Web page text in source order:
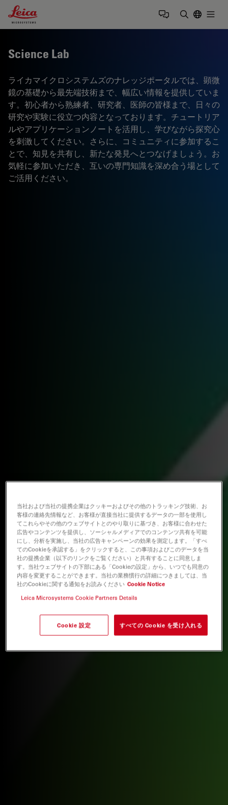
Leica Microsystems Logo
Science Lab
ライカマイクロシステムズのナレッジポータルでは、顕微
鏡の基礎から最先端技術まで、幅広い情報を提供していま
す。初心者から熟練者、研究者、医師の皆様まで、日々の
研究や実験に役立つ内容となっております。チュートリア
ルやアプリケーションノートを活用し、学びながら探究心
を刺激してください。さらに、コミュニティに参加するこ
とで、知見を共有し、新たな発見へとつなげましょう。お
気軽に参加いただき、互いの専門知識を深め合う場として
ご活用ください。
当社および当社の提携企業はクッキーおよびその他のトラッキング技術、お
客様の連絡先情報など、お客様が直接当社に提供するデータの一部を使用し
てこれらやその他のウェブサイトとのやり取りに基づき、お客様に合わせた
広告やコンテンツを提供し、ソーシャルメディアでのコンテンツ共有を可能
にし、分析を実施し、当社の広告キャンペーンの効果を測定します。「すべ
てのCookieを承認する」をクリックすると、この事項およびこのデータを当
社の提携企業（以下のリンクをご覧ください）と共有することに同意しま
す。当社ウェブサイトの下部にある「Cookieの設定」から、いつでも同意の
内容を変更することができます。当社の業務慣行の詳細につきましては、当
社のCookieに関する通知をお読みください Cookie Notice
Leica Microsystems Cookie Partners Details
Cookie 設定 すべての Cookie を受け入れる